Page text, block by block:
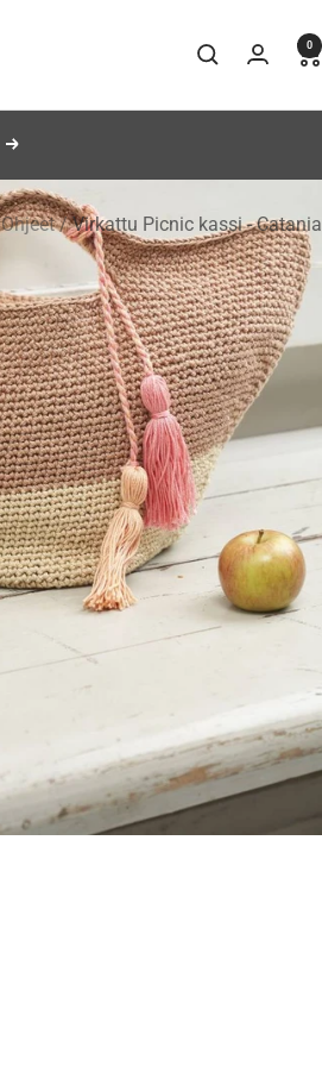
0
Seuraava
Ohjeet Virkattu Picnic kassi - Catania